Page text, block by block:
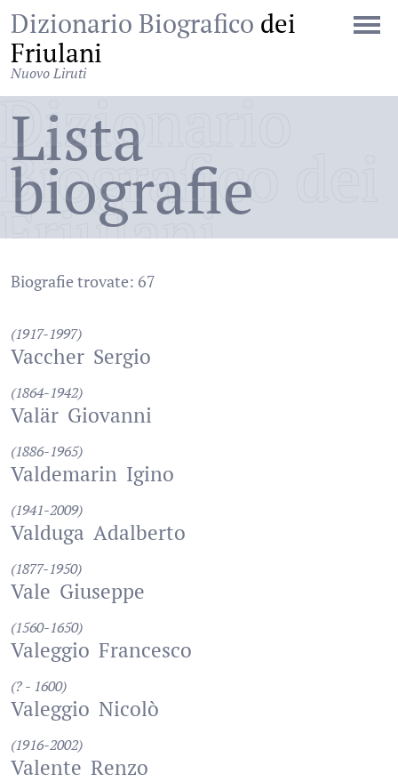
Dizionario Biografico dei
Friulani
Nuovo Liruti
Dizionario
Biografico dei
Friulani
Lista
biografie
Biografie trovate: 67
(1917-1997)
Vaccher Sergio
(1864-1942)
Valär Giovanni
(1886-1965)
Valdemarin Igino
(1941-2009)
Valduga Adalberto
(1877-1950)
Vale Giuseppe
(1560-1650)
Valeggio Francesco
(? - 1600)
Valeggio Nicolò
(1916-2002)
Valente Renzo